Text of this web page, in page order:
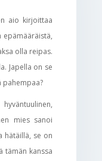
aio kirjoittaa
epämääräistä,
olla reipas.
Japella on se
pahempaa?
mies sanoi
hätäillä, se on
tämän kanssa